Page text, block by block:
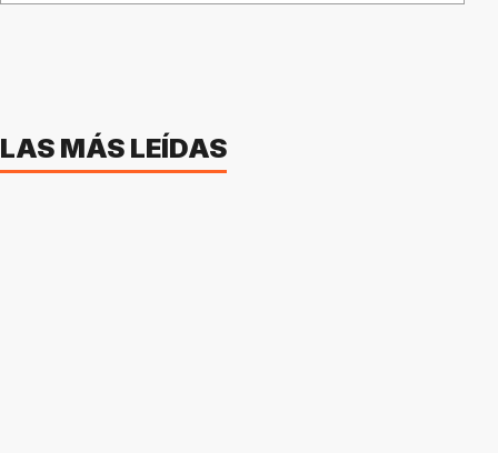
LAS MÁS LEÍDAS